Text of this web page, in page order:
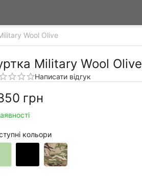
Wool Olive
Military Wool Olive
Написати відгук
грн
кольори